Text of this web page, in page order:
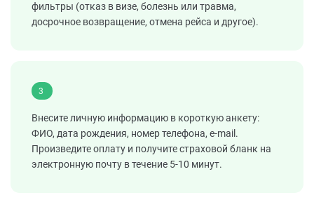
фильтры (отказ в визе, болезнь или травма,
досрочное возвращение, отмена рейса и другое).
3
Внесите личную информацию в короткую анкету:
ФИО, дата рождения, номер телефона, e-mail.
Произведите оплату и получите страховой бланк на
электронную почту в течение 5-10 минут.